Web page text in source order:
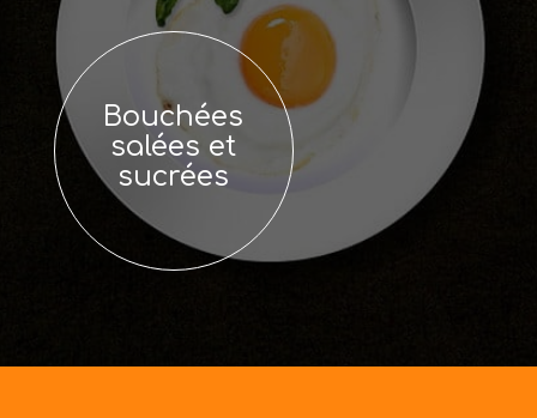
Bouchées
salées et
sucrées